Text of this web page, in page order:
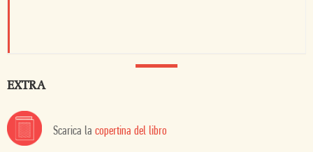
EXTRA
Scarica la copertina del libro